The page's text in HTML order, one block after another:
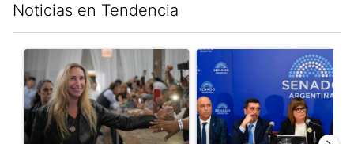
Noticias en Tendencia
Un artículo de tendencia con el título "Karina Milei vuelve al
Un artículo de tendencia con